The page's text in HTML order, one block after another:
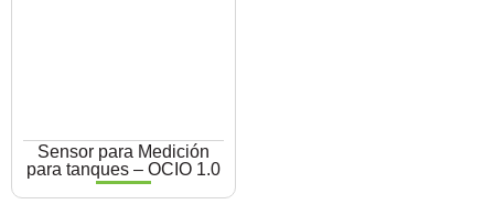
Sensor para Medición
para tanques – OCIO 1.0